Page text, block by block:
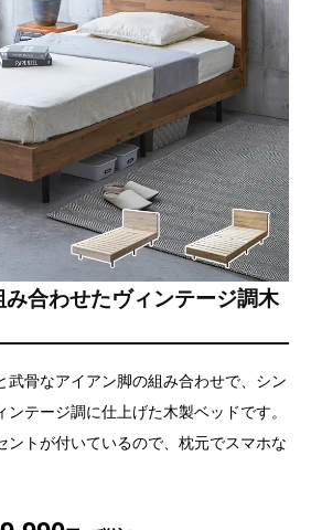
合わせたヴィンテージ調木
武骨なアイアン脚の組み合わせで、シン
テージ調に仕上げた木製ベッドです。
ントが付いているので、枕元でスマホな